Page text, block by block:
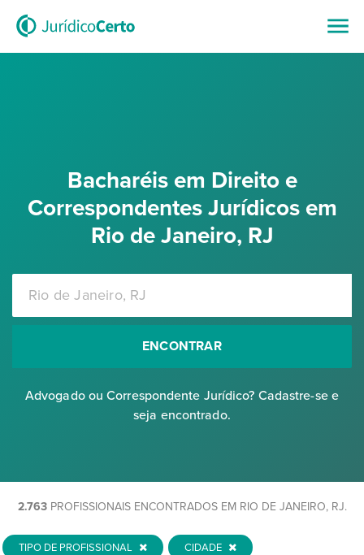
Bacharéis em Direito e
Correspondentes Jurídicos em
Rio de Janeiro, RJ
ENCONTRAR
Advogado ou Correspondente Jurídico? Cadastre-se e
seja encontrado.
2.763PROFISSIONAIS ENCONTRADOS EM RIO DE JANEIRO, RJ.
TIPO DE PROFISSIONAL CIDADE